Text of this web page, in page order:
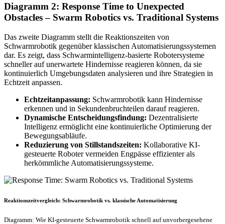
Diagramm 2: Response Time to Unexpected
Obstacles – Swarm Robotics vs. Traditional Systems
Das zweite Diagramm stellt die Reaktionszeiten von
Schwarmrobotik gegenüber klassischen Automatisierungssystemen
dar. Es zeigt, dass Schwarmintelligenz-basierte Robotersysteme
schneller auf unerwartete Hindernisse reagieren können, da sie
kontinuierlich Umgebungsdaten analysieren und ihre Strategien in
Echtzeit anpassen.
Echtzeitanpassung: Schwarmrobotik kann Hindernisse
erkennen und in Sekundenbruchteilen darauf reagieren.
Dynamische Entscheidungsfindung: Dezentralisierte
Intelligenz ermöglicht eine kontinuierliche Optimierung der
Bewegungsabläufe.
Reduzierung von Stillstandszeiten: Kollaborative KI-
gesteuerte Roboter vermeiden Engpässe effizienter als
herkömmliche Automatisierungssysteme.
Reaktionszeitvergleich: Schwarmrobotik vs. klassische Automatisierung
Diagramm: Wie KI-gesteuerte Schwarmrobotik schnell auf unvorhergesehene